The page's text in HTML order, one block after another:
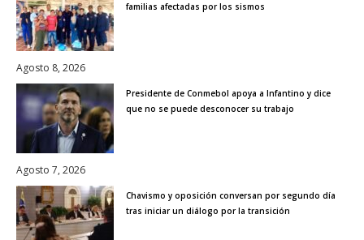
familias afectadas por los sismos
Agosto 8, 2026
Presidente de Conmebol apoya a Infantino y dice
que no se puede desconocer su trabajo
Agosto 7, 2026
Chavismo y oposición conversan por segundo día
tras iniciar un diálogo por la transición